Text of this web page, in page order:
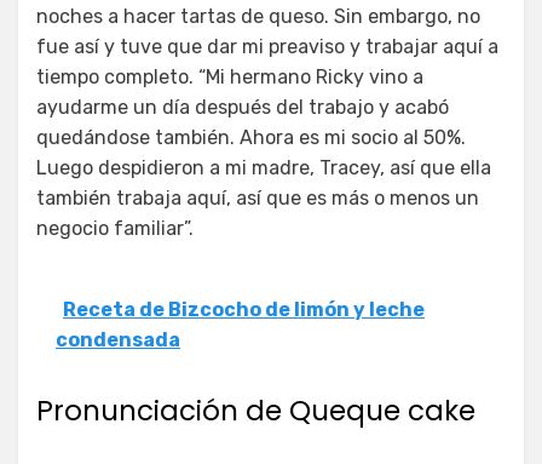
noches a hacer tartas de queso. Sin embargo, no
fue así y tuve que dar mi preaviso y trabajar aquí a
tiempo completo. “Mi hermano Ricky vino a
ayudarme un día después del trabajo y acabó
quedándose también. Ahora es mi socio al 50%.
Luego despidieron a mi madre, Tracey, así que ella
también trabaja aquí, así que es más o menos un
negocio familiar”.
Receta de Bizcocho de limón y leche
condensada
Pronunciación de Queque cake